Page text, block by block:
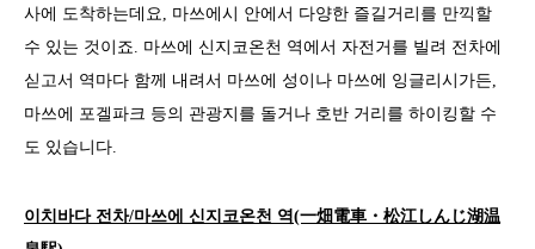
사에 도착하는데요, 마쓰에시 안에서 다양한 즐길거리를 만끽할
수 있는 것이죠. 마쓰에 신지코온천 역에서 자전거를 빌려 전차에
싣고서 역마다 함께 내려서 마쓰에 성이나 마쓰에 잉글리시가든,
마쓰에 포겔파크 등의 관광지를 돌거나 호반 거리를 하이킹할 수
도 있습니다.
이치바다 전차/마쓰에 신지코온천 역(一畑電車・松江しんじ湖温